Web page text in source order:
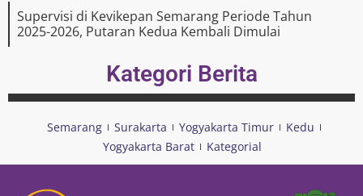
Supervisi di Kevikepan Semarang Periode Tahun
2025-2026, Putaran Kedua Kembali Dimulai
Kategori Berita
Semarang Surakarta Yogyakarta Timur
Kedu
Yogyakarta Barat
Kategorial